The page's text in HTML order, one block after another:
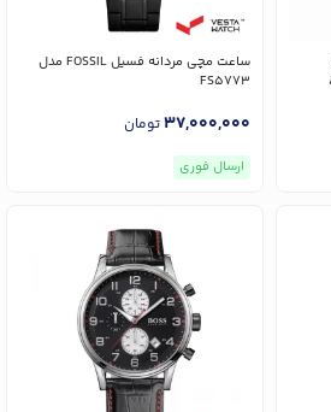
ساعت مچی مردانه فسیل FOSSIL مدل
FS5773
37,000,000تومان
ارسال فوری